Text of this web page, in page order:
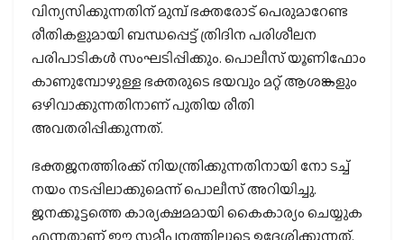
വിന്യസിക്കുന്നതിന് മുമ്പ് ഭക്തരോട് പെരുമാറേണ്ട
രീതികളുമായി ബന്ധപ്പെട്ട് ത്രിദിന പരിശീലന
പരിപാടികൾ സംഘടിപ്പിക്കും. പൊലീസ് യൂണിഫോം
കാണുമ്പോഴുള്ള ഭക്തരുടെ ഭയവും മറ്റ് ആശങ്കളും
ഒഴിവാക്കുന്നതിനാണ് പുതിയ രീതി
അവതരിപ്പിക്കുന്നത്.
ഭക്തജനത്തിരക്ക് നിയന്ത്രിക്കുന്നതിനായി നോ ടച്ച്
നയം നടപ്പിലാക്കുമെന്ന് പൊലീസ് അറിയിച്ചു.
ജനക്കൂട്ടത്തെ കാര്യക്ഷമമായി കൈകാര്യം ചെയ്യുക